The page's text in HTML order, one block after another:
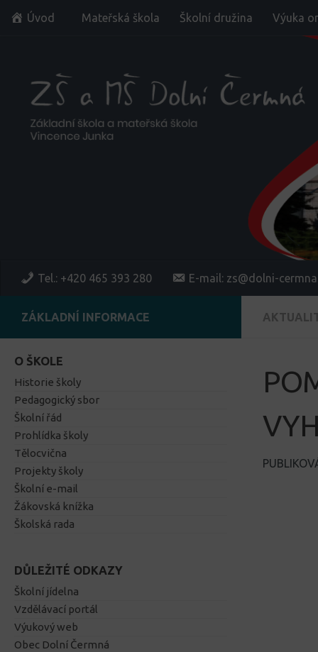
Skip to content
Úvod Mateřská škola Školní družina Výuka
Tel.: +420 465 393 280 E-mail: zs@dolni-
ZÁKLADNÍ INFORMACE
O ŠKOLE
Historie školy
Pedagogický sbor
Školní řád
Prohlídka školy
Tělocvična
Projekty školy
Školní e-mail
Žákovská knížka
Školská rada
DŮLEŽITÉ ODKAZY
Školní jídelna
Vzdělávací portál
Výukový web
Obec Dolní Čermná